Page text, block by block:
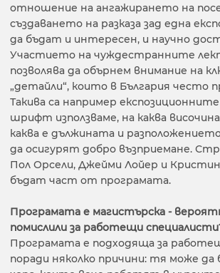
отношение на ангажирането на
създаването на разказа зад една
да бъдат и интересен, и научно
Участието на чуждестранните
позволява да обърнем внимание на
„детайли“, които в България често
Такива са например
шрифт използваме, на каква
каква е дължината и
да осигурят добро възприемане.
Пол Орсели, Джейми Лойер и
бъдат част от програмата.
Програмата е магистърска -
помислили за работещи специалисти
Програмата е подходяща за
поради няколко причини: тя може да